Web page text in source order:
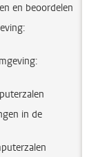
en beoordelen
in de